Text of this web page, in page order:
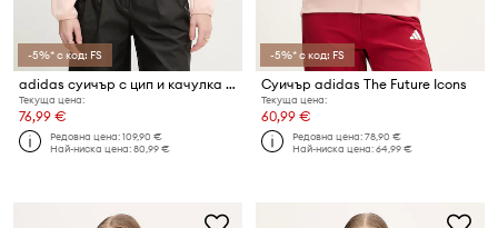
-5%* с код: FS
adidas суичър с цип и качулка дамски x Z.N.E
Текуща цена:
76,99 €
Редовна цена:109,90 €
Най-ниска цена:80,99 €
-5%* с код: FS
Суичър adidas The Future Icons
Текуща цена:
60,99 €
Редовна цена:78,90 €
Най-ниска цена:64,99 €